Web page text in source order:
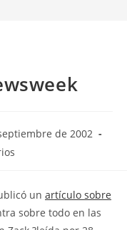
de 2002
un artículo sobre
sobre todo en las